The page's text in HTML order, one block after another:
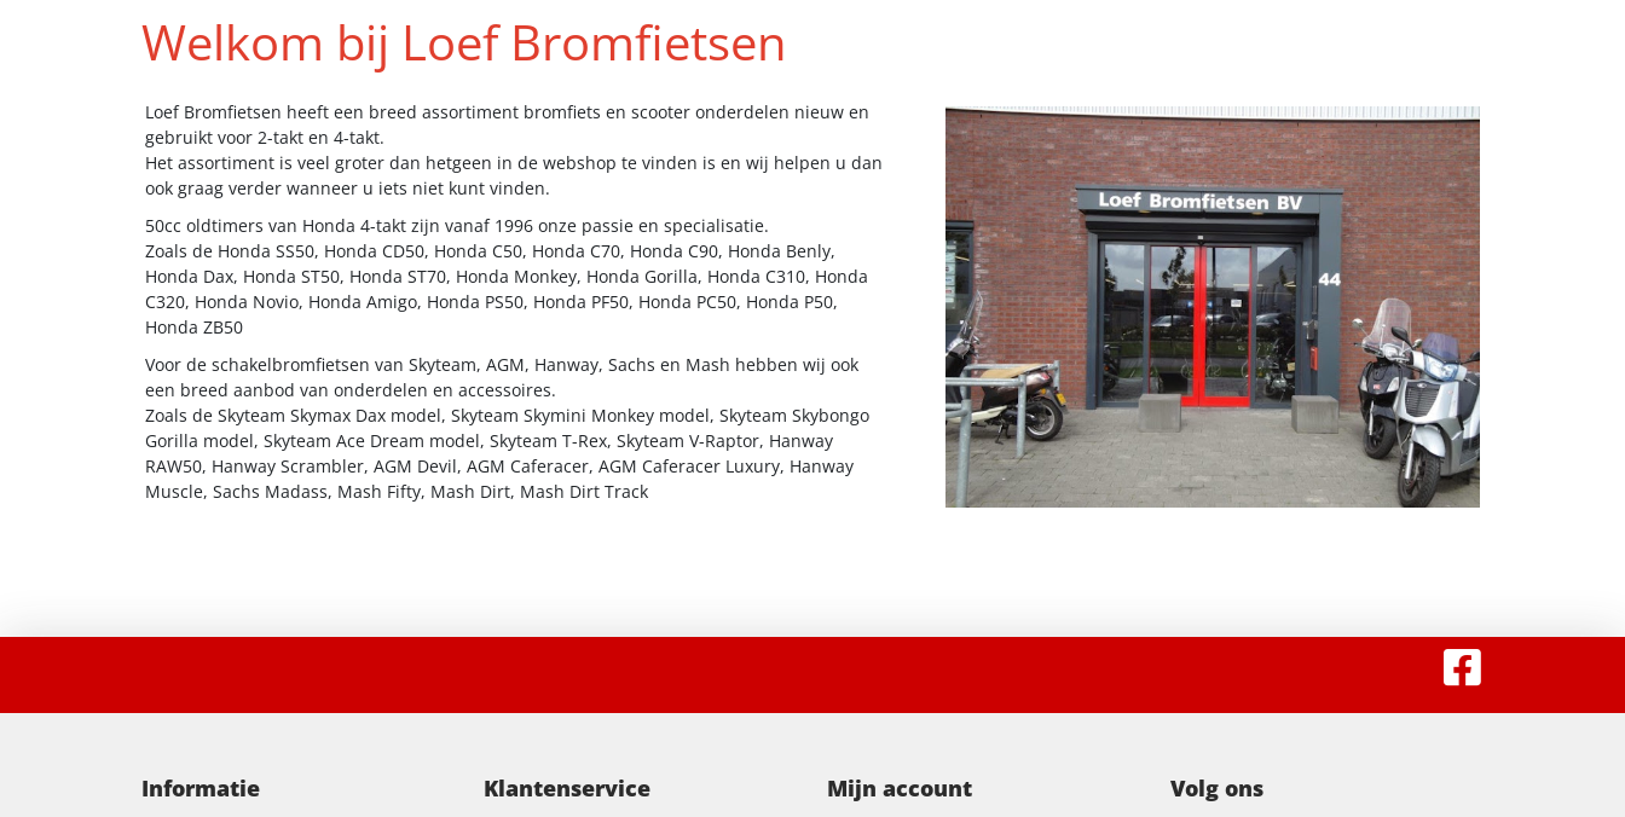
Welkom bij Loef Bromfietsen
Loef Bromfietsen heeft een breed assortiment bromfiets en scooter onderdelen nieuw en
gebruikt voor 2-takt en 4-takt.
Het assortiment is veel groter dan hetgeen in de webshop te vinden is en wij helpen u dan
ook graag verder wanneer u iets niet kunt vinden.
50cc oldtimers van Honda 4-takt zijn vanaf 1996 onze passie en specialisatie.
Zoals de Honda SS50, Honda CD50, Honda C50, Honda C70, Honda C90, Honda Benly,
Honda Dax, Honda ST50, Honda ST70, Honda Monkey, Honda Gorilla, Honda C310, Honda
C320, Honda Novio, Honda Amigo, Honda PS50, Honda PF50, Honda PC50, Honda P50,
Honda ZB50
Voor de schakelbromfietsen van Skyteam, AGM, Hanway, Sachs en Mash hebben wij ook
een breed aanbod van onderdelen en accessoires.
Zoals de Skyteam Skymax Dax model, Skyteam Skymini Monkey model, Skyteam Skybongo
Gorilla model, Skyteam Ace Dream model, Skyteam T-Rex, Skyteam V-Raptor, Hanway
RAW50, Hanway Scrambler, AGM Devil, AGM Caferacer, AGM Caferacer Luxury, Hanway
Muscle, Sachs Madass, Mash Fifty, Mash Dirt, Mash Dirt Track
Informatie Klantenservice Mijn account Volg ons